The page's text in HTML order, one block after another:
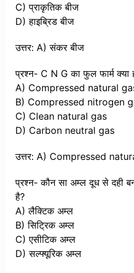
C) प्राकृतिक बीज
D) हाइब्रिड बीज
उत्तर: A) संकर बीज
प्रश्न- C N G का फुल फार्म क्या
A) Compressed natural
B) Compressed nitrogen
C) Clean natural gas
D) Carbon neutral gas
उत्तर: A) Compressed
प्रश्न- कौन सा अम्ल दूध से दही
है?
A) लैक्टिक अम्ल
B) सिट्रिक अम्ल
C) एसीटिक अम्ल
D) सल्फ्यूरिक अम्ल